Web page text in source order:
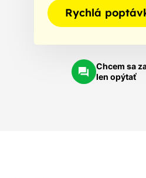
Rychlá
Chcem sa
len opýtať